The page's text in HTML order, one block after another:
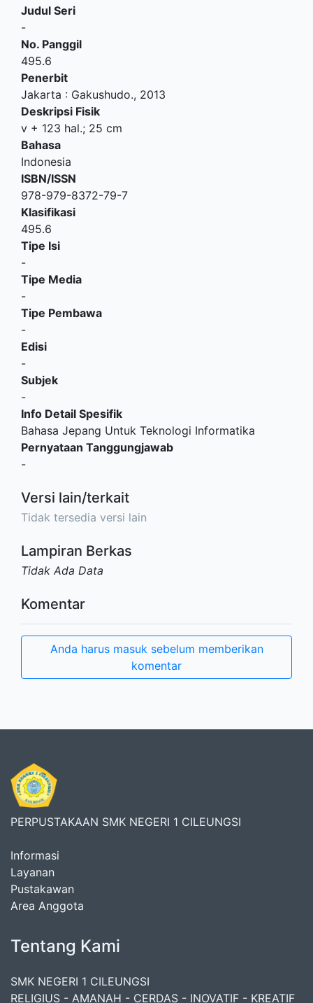
Judul Seri
-
No. Panggil
495.6
Penerbit
Jakarta : Gakushudo., 2013
Deskripsi Fisik
v + 123 hal.; 25 cm
Bahasa
Indonesia
ISBN/ISSN
978-979-8372-79-7
Klasifikasi
495.6
Tipe Isi
-
Tipe Media
-
Tipe Pembawa
-
Edisi
-
Subjek
-
Info Detail Spesifik
Bahasa Jepang Untuk Teknologi Informatika
Pernyataan Tanggungjawab
-
Versi lain/terkait
Tidak tersedia versi lain
Lampiran Berkas
Tidak Ada Data
Komentar
Anda harus masuk sebelum memberikan
komentar
PERPUSTAKAAN SMK NEGERI 1 CILEUNGSI
Informasi
Layanan
Pustakawan
Area Anggota
Tentang Kami
SMK NEGERI 1 CILEUNGSI
RELIGIUS - AMANAH - CERDAS - INOVATIF - KREATIF